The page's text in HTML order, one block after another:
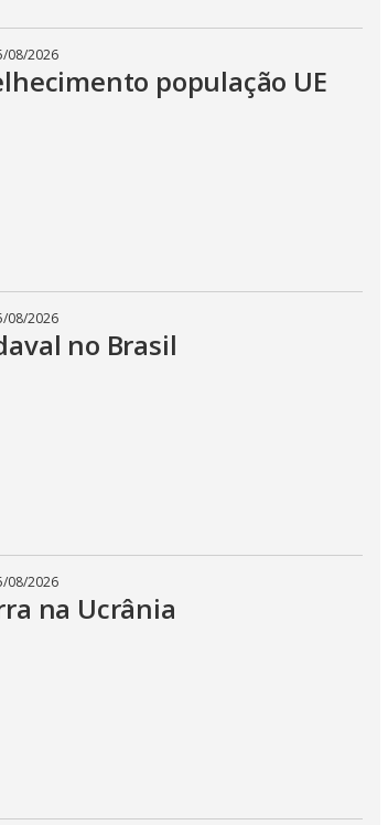
08/2026
população UE
08/2026
no Brasil
08/2026
na Ucrânia